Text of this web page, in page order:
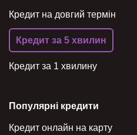
Кредит на довгий термін
Кредит за 5 хвилин
Кредит за 1 хвилину
Популярні кредити
Кредит онлайн на карту